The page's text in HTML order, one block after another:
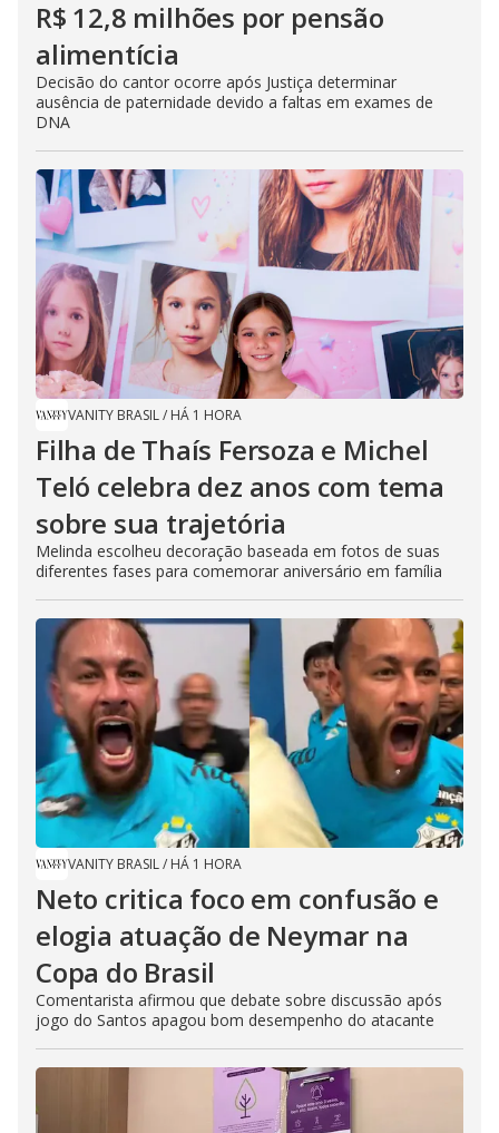
R$ 12,8 milhões por pensão
alimentícia
Decisão do cantor ocorre após Justiça determinar
ausência de paternidade devido a faltas em exames de
DNA
VANITY BRASIL/ HÁ 1 HORA
Filha de Thaís Fersoza e Michel
Teló celebra dez anos com tema
sobre sua trajetória
Melinda escolheu decoração baseada em fotos de suas
diferentes fases para comemorar aniversário em família
VANITY BRASIL/ HÁ 1 HORA
Neto critica foco em confusão e
elogia atuação de Neymar na
Copa do Brasil
Comentarista afirmou que debate sobre discussão após
jogo do Santos apagou bom desempenho do atacante